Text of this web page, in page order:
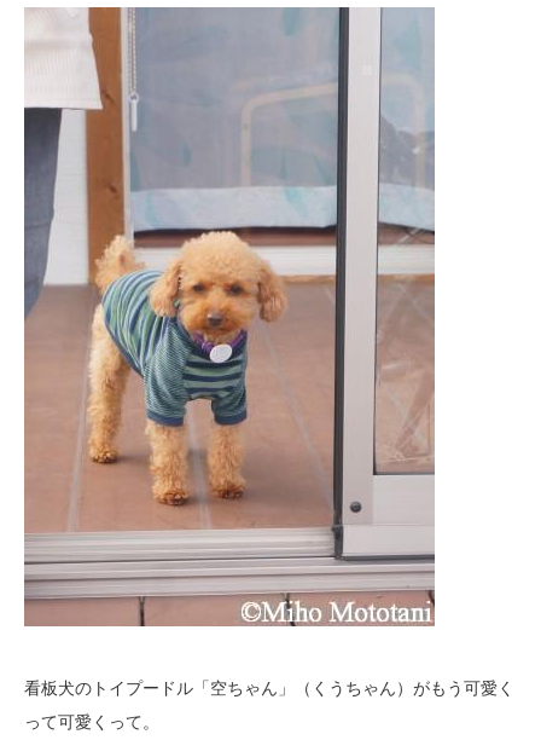
看板犬のトイプードル「空ちゃん」（くうちゃん）がもう可愛く
って可愛くって。